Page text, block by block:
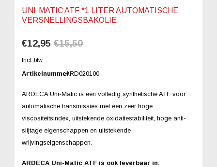
UNI-MATIC ATF *1 LITER AUTOMATISCHE
VERSNELLINGSBAKOLIE
€12,95 €15,50
Incl. btw
Artikelnummer:ARD020100
ARDECA Uni-Matic is een volledig synthetische ATF voor
automatische transmissies met een zeer hoge
viscositeitsindex, uitstekende oxidatiestabiliteit, hoge anti-
slijtage eigenschappen en uitstekende
wrijvingseigenschappen.
ARDECA Uni-Matic ATF is ook leverbaar in: